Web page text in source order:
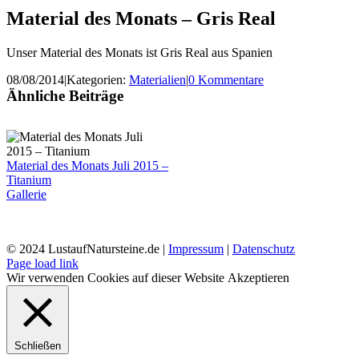
Material des Monats – Gris Real
Unser Material des Monats ist Gris Real aus Spanien
08/08/2014|Kategorien: Materialien|0 Kommentare
Ähnliche Beiträge
Material des Monats Juli 2015 –
Titanium
Gallerie
© 2024 LustaufNatursteine.de | Impressum | Datenschutz
Page load link
Wir verwenden Cookies auf dieser Website Akzeptieren
Schließen